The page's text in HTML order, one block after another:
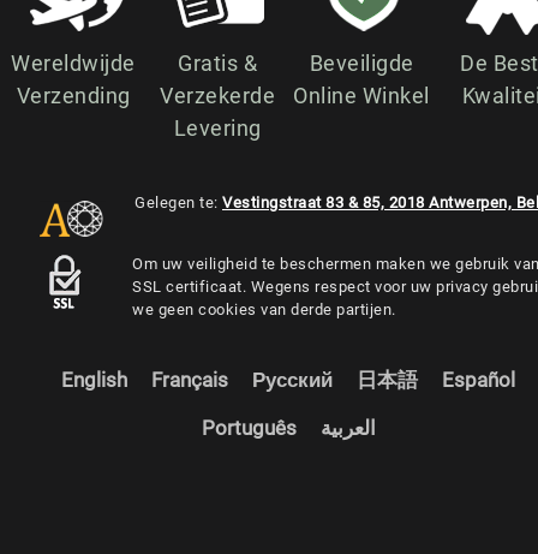
Wereldwijde
Verzending
Gratis &
Verzekerde
Levering
Beveiligde
Online Winkel
De
Gelegen te: Vestingstraat 83 & 85, 2018 Antwerpen,
Om uw veiligheid te beschermen maken we gebruik
SSL certificaat. Wegens respect voor uw privacy
we geen cookies van derde partijen.
English Français Русский 日本語 Español
Português العربية